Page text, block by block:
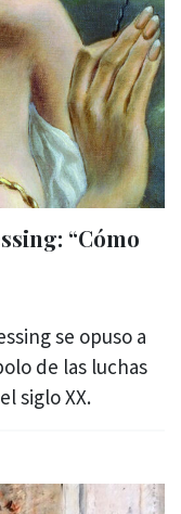
“Cómo
se opuso a
de las luchas
siglo XX.